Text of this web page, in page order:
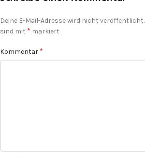
Deine E-Mail-Adresse wird nicht veröffentlicht.
sind mit * markiert
Kommentar *